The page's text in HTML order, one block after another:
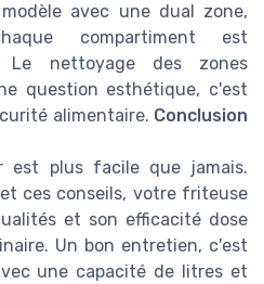
avec une dual zone,
compartiment est
Le nettoyage des zones
question esthétique, c'est
alimentaire. Conclusion
est plus facile que jamais.
ces conseils, votre friteuse
et son efficacité dose
Un bon entretien, c'est
une capacité de litres et